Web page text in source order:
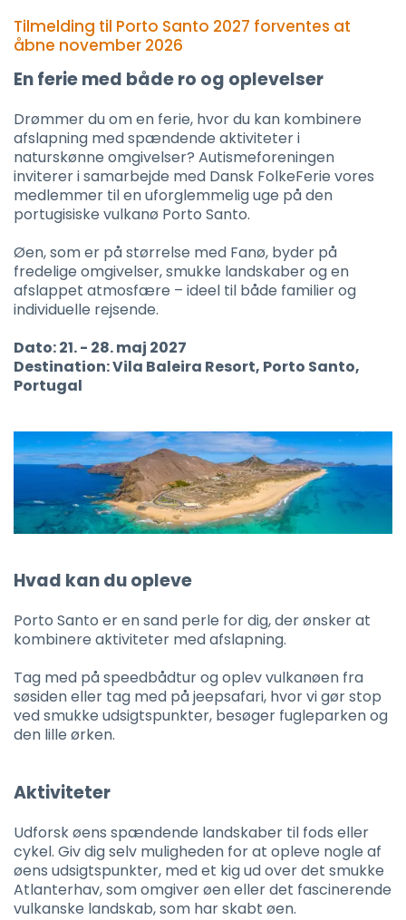
Tilmelding til Porto Santo 2027 forventes at
åbne november 2026
En ferie med både ro og oplevelser
Drømmer du om en ferie, hvor du kan kombinere
afslapning med spændende aktiviteter i
naturskønne omgivelser? Autismeforeningen
inviterer i samarbejde med Dansk FolkeFerie vores
medlemmer til en uforglemmelig uge på den
portugisiske vulkanø Porto Santo.
Øen, som er på størrelse med Fanø, byder på
fredelige omgivelser, smukke landskaber og en
afslappet atmosfære – ideel til både familier og
individuelle rejsende.
Dato: 21. - 28. maj 2027
Destination: Vila Baleira Resort, Porto Santo,
Portugal
Hvad kan du opleve
Porto Santo er en sand perle for dig, der ønsker at
kombinere aktiviteter med afslapning.
Tag med på speedbådtur og oplev vulkanøen fra
søsiden eller tag med på jeepsafari, hvor vi gør stop
ved smukke udsigtspunkter, besøger fugleparken og
den lille ørken.
Aktiviteter
Udforsk øens spændende landskaber til fods eller
cykel. Giv dig selv muligheden for at opleve nogle af
øens udsigtspunkter, med et kig ud over det smukke
Atlanterhav, som omgiver øen eller det fascinerende
vulkanske landskab, som har skabt øen.